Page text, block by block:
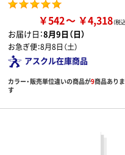
￥542 ￥4,318
お届け日：8月9日（日）
お急ぎ便：8月8日（土）
アスクル在庫商品
カラー・販売単位違いの商品が9商品ありま
す